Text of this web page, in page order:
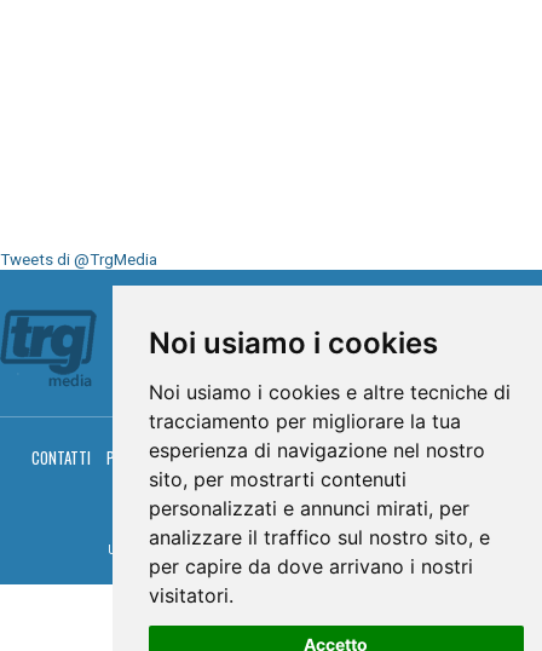
Noi usiamo i cookies
Noi usiamo i cookies e altre tecniche di
tracciamento per migliorare la tua
esperienza di navigazione nel nostro
sito, per mostrarti contenuti
personalizzati e annunci mirati, per
analizzare il traffico sul nostro sito, e
per capire da dove arrivano i nostri
visitatori.
Accetto
Tweets di @TrgMedia
CONTATTI PRIVACY COOKIES PALINSESTO DIRETTA TV
DIRETTA RADIO
RGM HITRADIO
© TRG Media 2005-2026
Umbria Televisioni s.r.l. - P.I.00496230541 - - Powered by